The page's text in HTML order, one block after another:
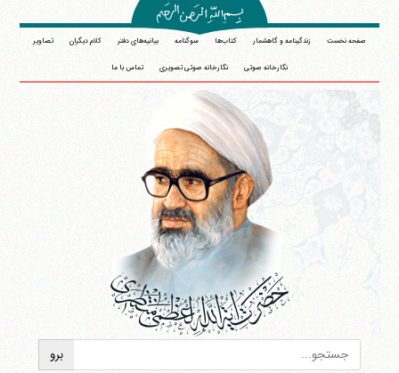
صفحه نخست زندگینامه و گاهشمار کتاب‌ها سوگنامه بیانیه‌های دفتر کلام دیگران تصاویر
نگارخانه صوتی نگارخانه صوتی تصویری تماس با ما